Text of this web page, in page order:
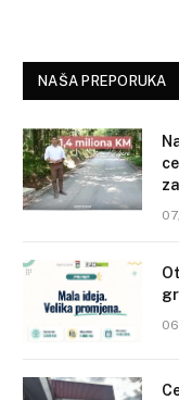
NAŠA PREPORUKA